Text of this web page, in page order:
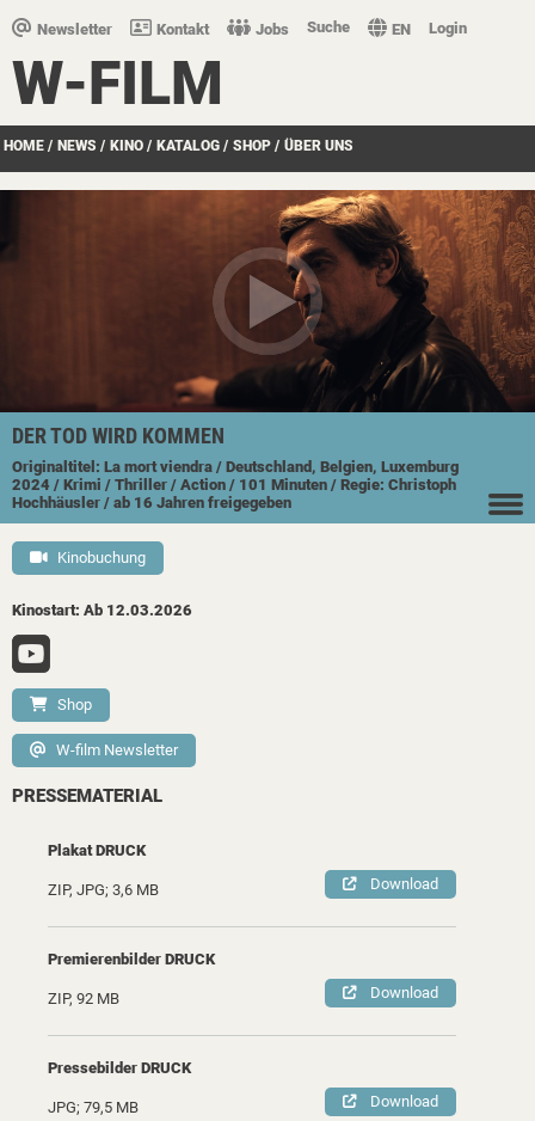
Newsletter Kontakt Jobs Suche EN Login
W-FILM
HOME / NEWS / KINO / KATALOG / SHOP / ÜBER UNS
DER TOD WIRD KOMMEN
Originaltitel: La mort viendra / Deutschland, Belgien, Luxemburg
2024 / Krimi / Thriller / Action / 101 Minuten / Regie: Christoph
Hochhäusler / ab 16 Jahren freigegeben
Kinobuchung
Kinostart: Ab 12.03.2026
Shop
W-film Newsletter
PRESSEMATERIAL
Plakat DRUCK
ZIP, JPG; 3,6 MB Download
Premierenbilder DRUCK
ZIP, 92 MB Download
Pressebilder DRUCK
JPG; 79,5 MB Download